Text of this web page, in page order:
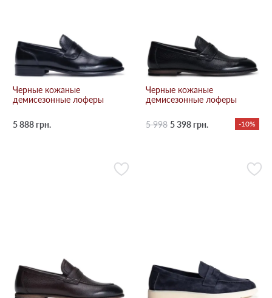
Черные кожаные
демисезонные лоферы
5 888 грн.
Черные кожаные
демисезонные лоферы
5 998 5 398 грн. -10%